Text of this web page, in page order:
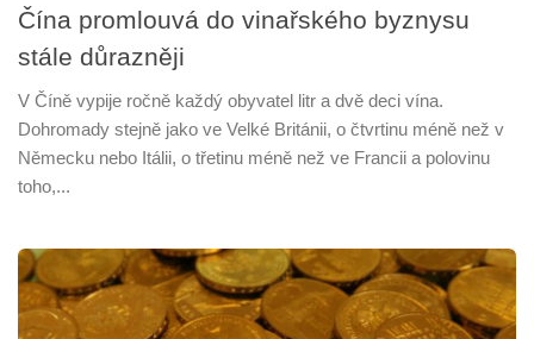
Čína promlouvá do vinařského byznysu
stále důrazněji
V Číně vypije ročně každý obyvatel litr a dvě deci vína.
Dohromady stejně jako ve Velké Británii, o čtvrtinu méně než v
Německu nebo Itálii, o třetinu méně než ve Francii a polovinu
toho,...